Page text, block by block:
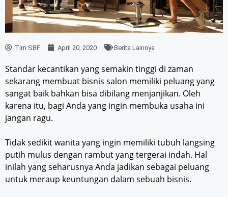
Tim SBF April 20, 2020 Berita Lainnya
Standar kecantikan yang semakin tinggi di zaman
sekarang membuat bisnis salon memiliki peluang yang
sangat baik bahkan bisa dibilang menjanjikan. Oleh
karena itu, bagi Anda yang ingin membuka usaha ini
jangan ragu.
Tidak sedikit wanita yang ingin memiliki tubuh langsing
putih mulus dengan rambut yang tergerai indah. Hal
inilah yang seharusnya Anda jadikan sebagai peluang
untuk meraup keuntungan dalam sebuah bisnis.